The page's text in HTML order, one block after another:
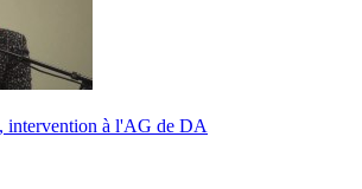
intervention à l'AG de DA